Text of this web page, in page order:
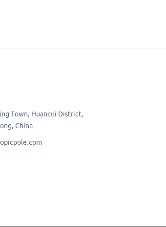
Town, Huancui District,
China